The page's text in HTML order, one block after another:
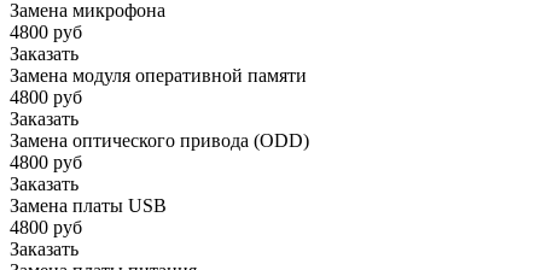
Замена микрофона
4800 руб
Заказать
Замена модуля оперативной памяти
4800 руб
Заказать
Замена оптического привода (ODD)
4800 руб
Заказать
Замена платы USB
4800 руб
Заказать